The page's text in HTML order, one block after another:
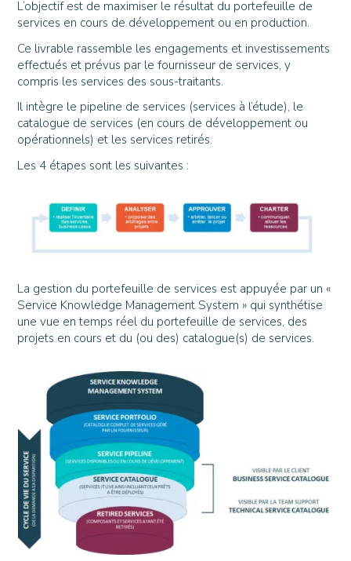
L’objectif est de maximiser le résultat du portefeuille de
services en cours de développement ou en production.
Ce livrable rassemble les engagements et investissements
effectués et prévus par le fournisseur de services, y
compris les services des sous-traitants.
Il intègre le pipeline de services (services à l’étude), le
catalogue de services (en cours de développement ou
opérationnels) et les services retirés.
Les 4 étapes sont les suivantes :
La gestion du portefeuille de services est appuyée par un «
Service Knowledge Management System » qui synthétise
une vue en temps réel du portefeuille de services, des
projets en cours et du (ou des) catalogue(s) de services.